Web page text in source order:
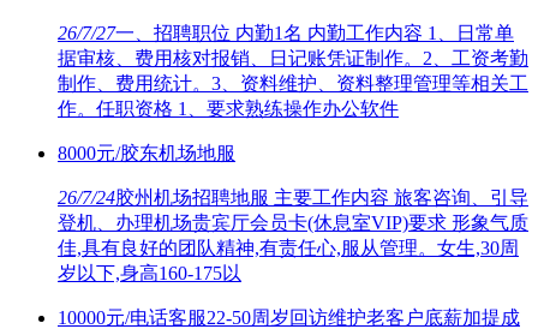
26/7/27一、招聘职位 内勤1名 内勤工作内容 1、日常单
据审核、费用核对报销、日记账凭证制作。2、工资考勤
制作、费用统计。3、资料维护、资料整理管理等相关工
作。任职资格 1、要求熟练操作办公软件
8000元/胶东机场地服
26/7/24胶州机场招聘地服 主要工作内容 旅客咨询、引导
登机、办理机场贵宾厅会员卡(休息室VIP)要求 形象气质
佳,具有良好的团队精神,有责任心,服从管理。女生,30周
岁以下,身高160-175以
10000元/电话客服22-50周岁回访维护老客户底薪加提成